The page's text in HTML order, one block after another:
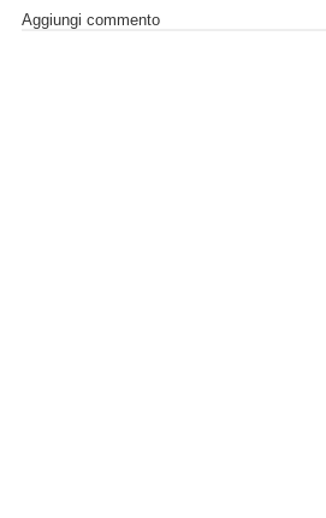
Aggiungi commento